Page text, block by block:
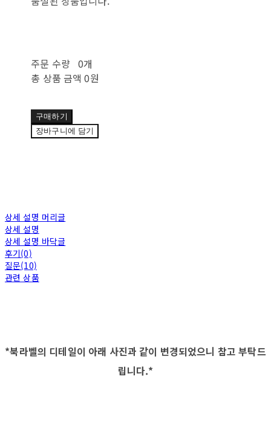
주문 수량 0개
총 상품 금액 0원
구매하기
장바구니에 담기
상세 설명 머리글
상세 설명
상세 설명 바닥글
후기(0)
질문(10)
관련 상품
*북라벨의 디테일이 아래 사진과 같이 변경되었으니 참고 부탁드
립니다.*